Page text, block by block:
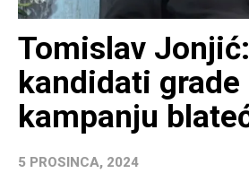
Tomislav
kandidati grade
kampanju
5 PROSINCA, 2024